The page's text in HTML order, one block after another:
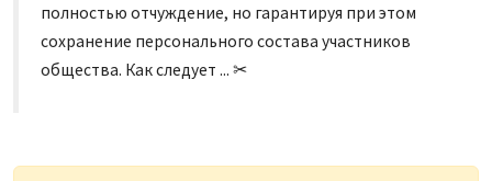
полностью отчуждение, но гарантируя при этом
сохранение персонального состава участников
общества. Как следует ... ✂